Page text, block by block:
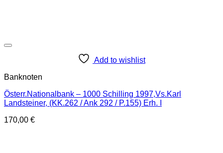
Add to wishlist
Banknoten
Österr.Nationalbank – 1000 Schilling 1997,Vs.Karl
Landsteiner, (KK.262 / Ank 292 / P.155) Erh. I
170,00 €